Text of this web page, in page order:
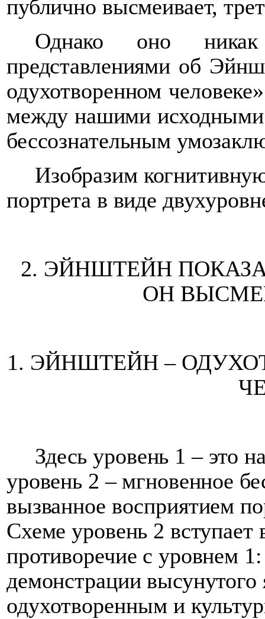
публично высмеивает,
Однако оно
представлениями об
одухотворенном
между нашими
бессознательным
Изобразим
портрета в виде
2. ЭЙНШТЕЙН
ОН
1. ЭЙНШТЕЙН –
Здесь уровень 1 – это
уровень 2 – мгновенное
вызванное восприятием
Схеме уровень 2 вступает
противоречие с уровнем
демонстрации
одухотворенным и